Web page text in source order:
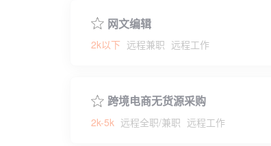
网文编辑
2k以下 远程兼职 远程工作
跨境电商无货源采购
2k-5k 远程全职/兼职 远程工作